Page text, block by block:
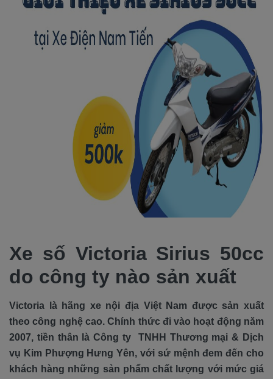
Xe số Victoria Sirius 50cc
do công ty nào sản xuất
Victoria là hãng xe nội địa Việt Nam được sản xuất
theo công nghệ cao. Chính thức đi vào hoạt động năm
2007, tiền thân là Công ty TNHH Thương mại & Dịch
vụ Kim Phượng Hưng Yên, với sứ mệnh đem đến cho
khách hàng những sản phẩm chất lượng với mức giá